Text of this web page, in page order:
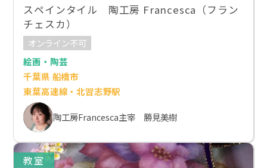
スペインタイル 陶工房 Francesca（フラン
チェスカ）
オンライン不可
絵画・陶芸
千葉県 船橋市
東葉高速線・北習志野駅
陶工房Francesca主宰 勝見美樹
教室